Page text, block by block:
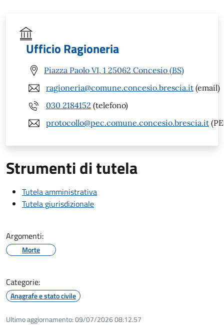
Ufficio Ragioneria
Piazza Paolo VI, 1 25062 Concesio (BS)
ragioneria@comune.concesio.brescia.it (email)
030 2184152 (telefono)
protocollo@pec.comune.concesio.brescia.it
Strumenti di tutela
Tutela amministrativa
Tutela giurisdizionale
Argomenti:
Morte
Categorie:
Anagrafe e stato civile
Ultimo aggiornamento:09/07/2026 08:12.57